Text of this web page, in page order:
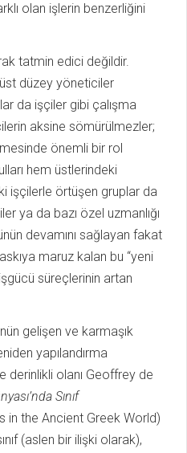
olan işlerin benzerliğini
tatmin edici değildir.
düzey yöneticiler
da işçiler gibi çalışma
aksine sömürülmezler;
önemli bir rol
hem üstlerindeki
işçilerle örtüşen gruplar da
ya da bazı özel uzmanlığı
devamını sağlayan fakat
maruz kalan bu “yeni
işgücü süreçlerinin artan
gelişen ve karmaşık
yapılandırma
derinlikli olanı Geoffrey de
Sınıf
in the Ancient Greek World)
(aslen bir ilişki olarak),